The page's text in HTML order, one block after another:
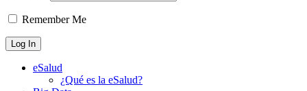
Remember Me
eSalud
¿Qué es la eSalud?